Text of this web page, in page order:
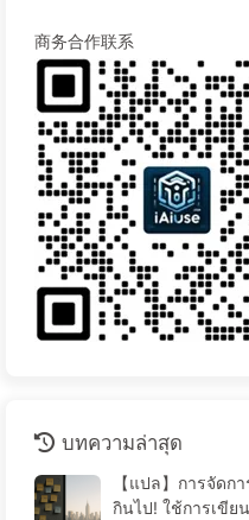
商务合作联系
บทความล่าสุด
【แปล】การจัดก
กินไป! ใช้การเขีย